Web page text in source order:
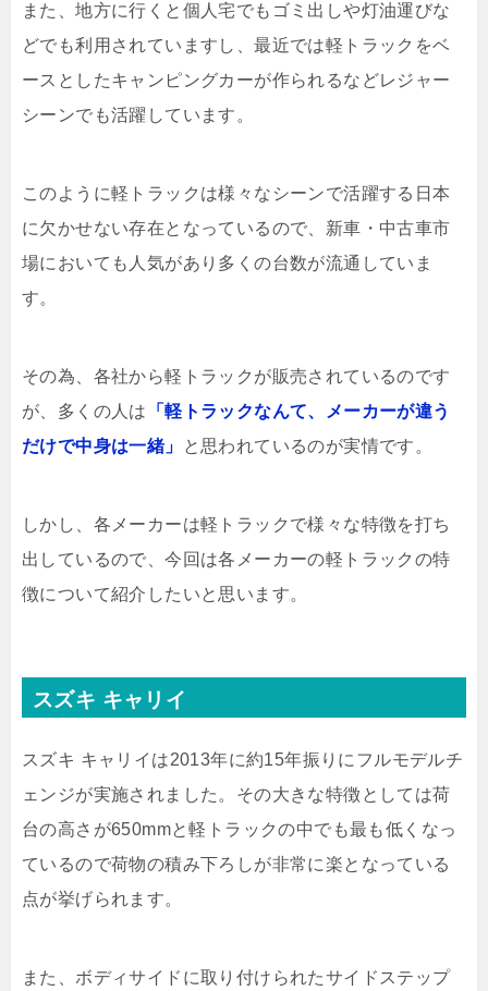
また、地方に行くと個人宅でもゴミ出しや灯油運びな
どでも利用されていますし、最近では軽トラックをベ
ースとしたキャンピングカーが作られるなどレジャー
シーンでも活躍しています。
このように軽トラックは様々なシーンで活躍する日本
に欠かせない存在となっているので、新車・中古車市
場においても人気があり多くの台数が流通していま
す。
その為、各社から軽トラックが販売されているのです
が、多くの人は
「軽トラックなんて、メーカーが違う
だけで中身は一緒」
と思われているのが実情です。
しかし、各メーカーは軽トラックで様々な特徴を打ち
出しているので、今回は各メーカーの軽トラックの特
徴について紹介したいと思います。
スズキ キャリイ
スズキ キャリイは2013年に約15年振りにフルモデルチ
ェンジが実施されました。その大きな特徴としては荷
台の高さが650mmと軽トラックの中でも最も低くなっ
ているので荷物の積み下ろしが非常に楽となっている
点が挙げられます。
また、ボディサイドに取り付けられたサイドステップ